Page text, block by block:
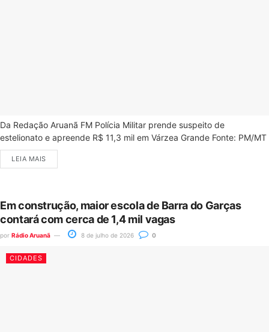
Da Redação Aruanã FM Polícia Militar prende suspeito de
estelionato e apreende R$ 11,3 mil em Várzea Grande Fonte: PM/MT
LEIA MAIS
Em construção, maior escola de Barra do Garças
contará com cerca de 1,4 mil vagas
por Rádio Aruanã 8 de julho de 2026 0
CIDADES